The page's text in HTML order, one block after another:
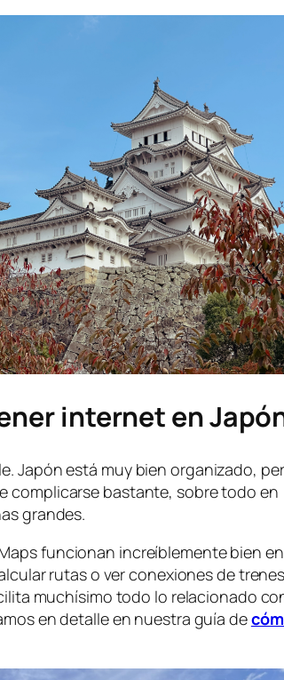
internet en
Japón está muy bien organizado,
complicarse bastante, sobre todo en
grandes.
funcionan increíblemente bien
rutas o ver conexiones de
muchísimo todo lo relacionado
en detalle en nuestra guía de